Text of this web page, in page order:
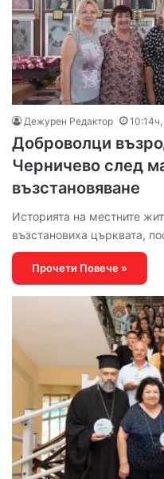
Дежурен Редактор
Доброволци
Черничево след
възстановяване
Историята на местните
възстановиха църквата,
Прочети Повече »